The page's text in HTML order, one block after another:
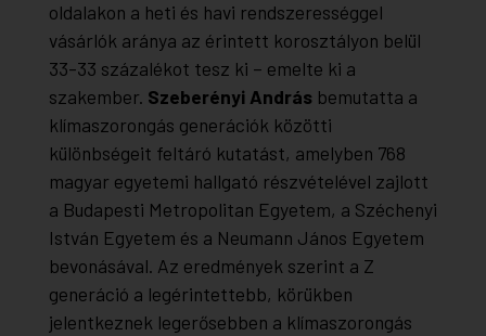
oldalakon a heti és havi rendszerességgel
vásárlók aránya az érintett korosztályon belül
33-33 százalékot tesz ki – emelte ki a
szakember. Szeberényi András bemutatta a
klímaszorongás generációk közötti
különbségeit feltáró kutatást, amelyben 768
magyar egyetemi hallgató részvételével zajlott
a Budapesti Metropolitan Egyetem, a Széchenyi
István Egyetem és a Neumann János Egyetem
bevonásával. Az eredmények szerint a Z
generáció a legérintettebb, körükben
jelentkeznek legerősebben a klímaszorongás